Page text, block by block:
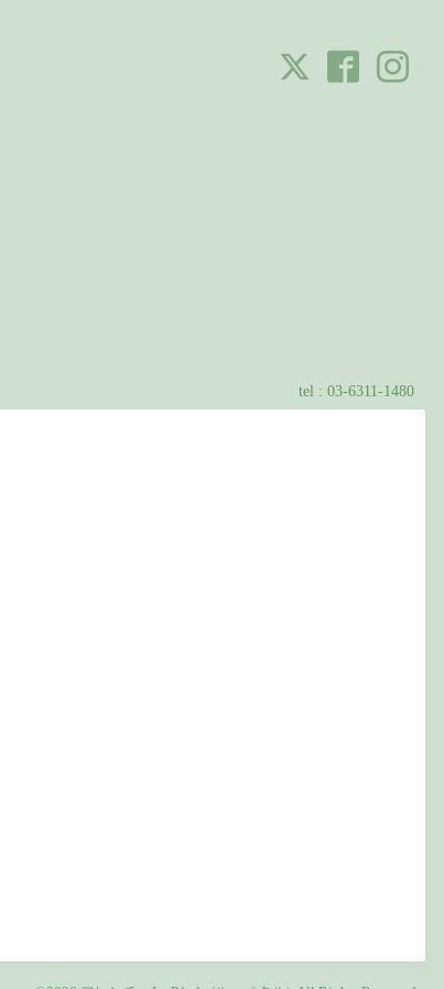
tel : 03-6311-1480